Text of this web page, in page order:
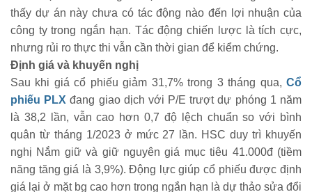
thấy dự án này chưa có tác động nào đến lợi nhuận của
công ty trong ngắn hạn. Tác động chiến lược là tích cực,
nhưng rủi ro thực thi vẫn cần thời gian để kiểm chứng.
Định giá và khuyến nghị
Sau khi giá cổ phiếu giảm 31,7% trong 3 tháng qua, Cổ
phiếu PLX đang giao dịch với P/E trượt dự phóng 1 năm
là 38,2 lần, vẫn cao hơn 0,7 độ lệch chuẩn so với bình
quân từ tháng 1/2023 ở mức 27 lần. HSC duy trì khuyến
nghị Nắm giữ và giữ nguyên giá mục tiêu 41.000đ (tiềm
năng tăng giá là 3,9%). Động lực giúp cổ phiếu được định
giá lại ở mặt bg cao hơn trong ngắn hạn là dự thảo sửa đổi